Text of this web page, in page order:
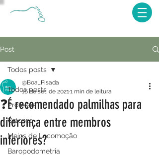
Post
Todos posts
Próteses
Órteses
Meios de Locomoção
Baropodometria
Todos posts
❓É recomendado palmilhas para
diferença entre membros
inferiores?
@Boa_Pisada
16 de set. de 20211 min de leitura